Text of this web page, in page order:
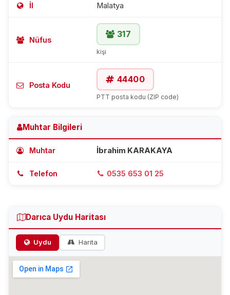
İl Malatya
Nüfus
317
kişi
Posta Kodu
44400
PTT posta kodu (ZIP code)
Muhtar Bilgileri
Muhtar İbrahim KARAKAYA
Telefon 0535 653 01 25
Darıca Uydu Haritası
Uydu Harita